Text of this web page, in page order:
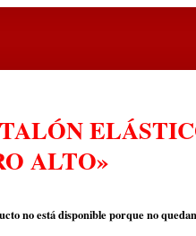
ALTO»
no está disponible porque no